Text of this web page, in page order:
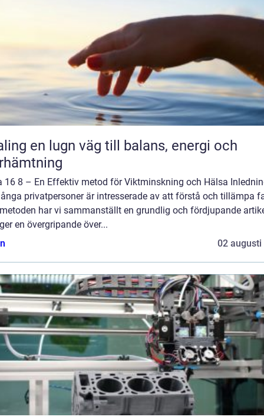
balans, energi och
16 8 – En Effektiv metod för Viktminskning och Hälsa
privatpersoner är intresserade av att förstå och tillämpa
har vi sammanställt en grundlig och fördjupande
en övergripande över...
02 augusti